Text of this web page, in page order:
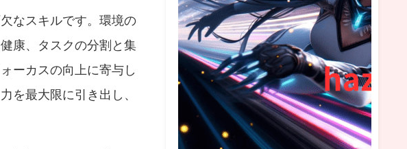
なスキルです。環境の
康、タスクの分割と集
ーカスの向上に寄与し
を最大限に引き出し、